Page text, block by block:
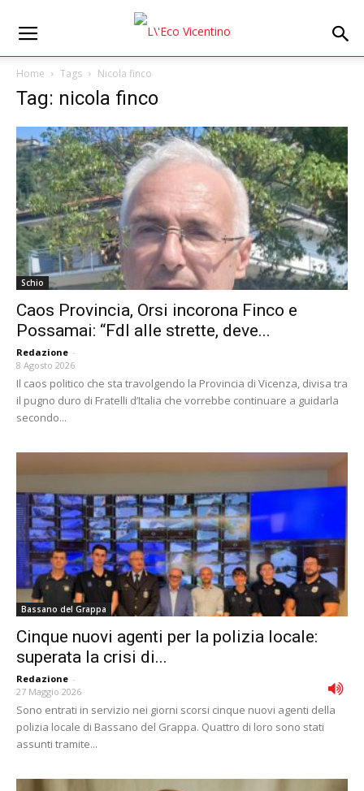
Home Tags Nicola finco
Tag: nicola finco
Schio
Caos Provincia, Orsi incorona Finco e
Possamai: “FdI alle strette, deve...
Redazione -
8 Agosto 2026
Il caos politico che sta travolgendo la Provincia di Vicenza, divisa tra
il pugno duro di Fratelli d’Italia che vorrebbe continuare a guidarla
secondo...
Bassano del Grappa
Cinque nuovi agenti per la polizia locale:
superata la crisi di...
Redazione -
27 Maggio 2026
Sono entrati in servizio nei giorni scorsi cinque nuovi agenti della
polizia locale di Bassano del Grappa. Quattro di loro sono stati
assunti tramite...